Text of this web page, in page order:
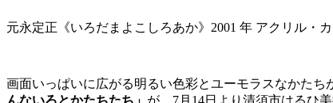
元永定正《いろだまよこしろあか》2001 年 アクリル・
画面いっぱいに広がる明るい色彩とユーモラスなかた